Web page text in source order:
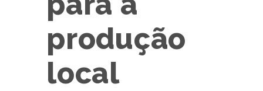
produção
local